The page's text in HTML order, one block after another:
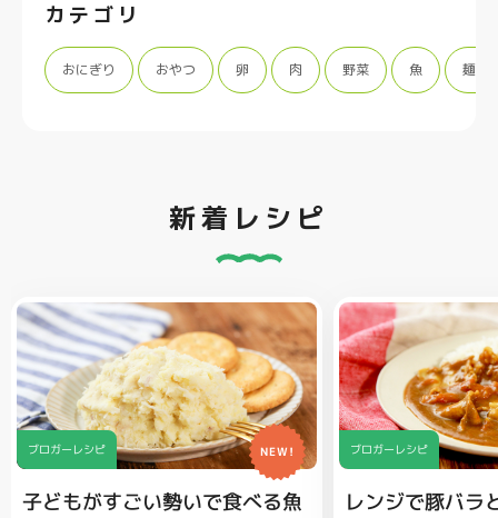
カテゴリ
おにぎり おやつ 卵 肉 野菜 魚 麺類
新着レシピ
ブロガーレシピ NEW!
子どもがすごい勢いで食べる魚
ブロガーレシピ
レンジで豚バラ